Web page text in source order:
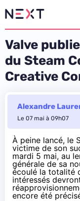
Valve
du Steam
Creative
Alexandre
Le 07 mai à 09h07
À peine lancé, le
victime de son
mardi 5 mai, au
générale de sa
écoulé la totalité
intéressés
encore été